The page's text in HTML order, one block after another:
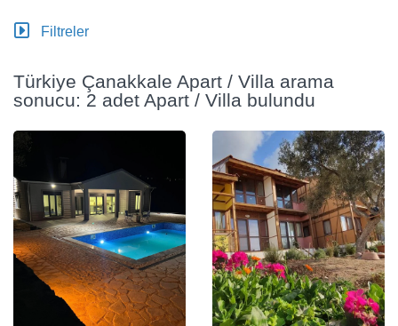
Filtreler
Türkiye Çanakkale Apart / Villa arama
sonucu: 2 adet Apart / Villa bulundu